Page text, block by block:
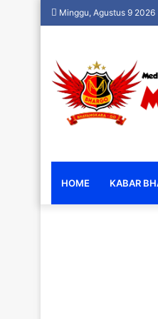
Minggu, Agustus 9 2026
HOME KABAR